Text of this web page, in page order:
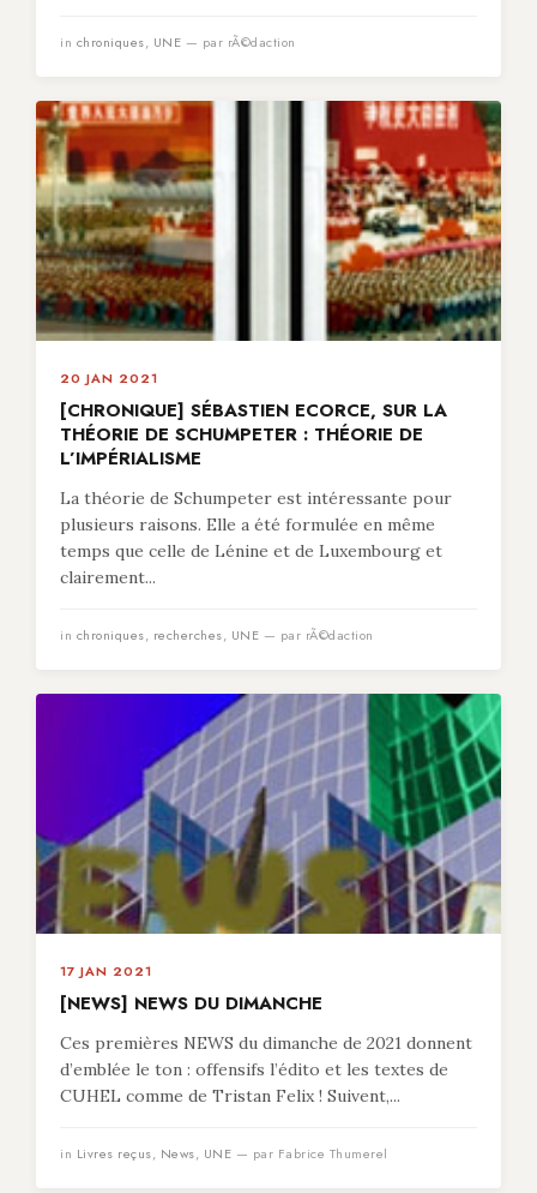
in chroniques, UNE — par rÃ©daction
20 JAN 2021
[CHRONIQUE] SÉBASTIEN ECORCE, SUR LA
THÉORIE DE SCHUMPETER : THÉORIE DE
L’IMPÉRIALISME
La théorie de Schumpeter est intéressante pour
plusieurs raisons. Elle a été formulée en même
temps que celle de Lénine et de Luxembourg et
clairement...
in chroniques, recherches, UNE — par rÃ©daction
17 JAN 2021
[NEWS] NEWS DU DIMANCHE
Ces premières NEWS du dimanche de 2021 donnent
d’emblée le ton : offensifs l’édito et les textes de
CUHEL comme de Tristan Felix ! Suivent,...
in Livres reçus, News, UNE — par Fabrice Thumerel